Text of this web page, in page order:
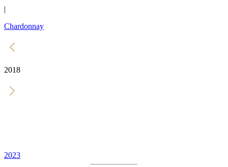
|
Chardonnay
2018
2023